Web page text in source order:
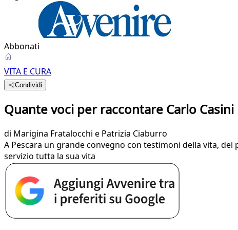
Abbonati
VITA E CURA
Condividi
Quante voci per raccontare Carlo Casini
di Marigina Fratalocchi e Patrizia Ciaburro
A Pescara un grande convegno con testimoni della vita, del
servizio tutta la sua vita